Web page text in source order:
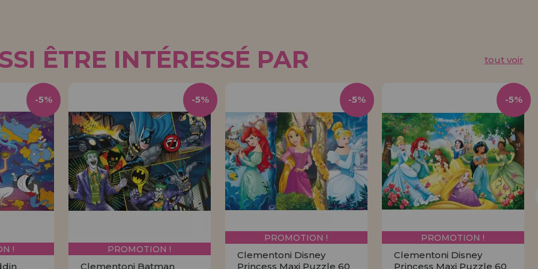
ÊTRE INTÉRESSÉ PAR tout voir
!
-5%
PROMOTION !
Clementoni Batman
-5%
PROMOTION !
Clementoni Disney
Princess Maxi Puzzle 60
-5%
PROMOTION !
Clementoni Disney
Princess Maxi Puzzle 60
-5%